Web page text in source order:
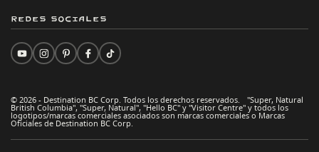
© 2026 - Destination BC Corp. Todos los derechos reservados. "Super, Natural
British Columbia", "Super, Natural", "Hello BC" y "Visitor Centre" y todos los
logotipos/marcas comerciales asociados son marcas comerciales o Marcas
Oficiales de Destination BC Corp.
Redes sociales